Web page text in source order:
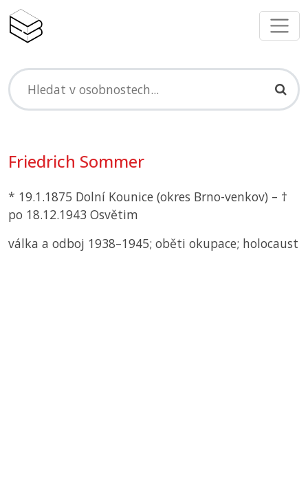
Friedrich Sommer
* 19.1.1875 Dolní Kounice (okres Brno-venkov) – †
po 18.12.1943 Osvětim
válka a odboj 1938–1945; oběti okupace; holocaust